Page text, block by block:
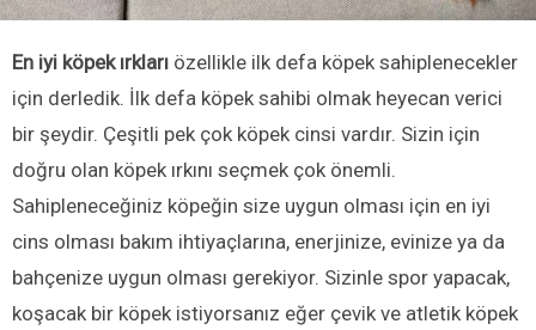
En iyi köpek ırkları özellikle ilk defa köpek sahiplenecekler
için derledik. İlk defa köpek sahibi olmak heyecan verici
bir şeydir. Çeşitli pek çok köpek cinsi vardır. Sizin için
doğru olan köpek ırkını seçmek çok önemli.
Sahipleneceğiniz köpeğin size uygun olması için en iyi
cins olması bakım ihtiyaçlarına, enerjinize, evinize ya da
bahçenize uygun olması gerekiyor. Sizinle spor yapacak,
koşacak bir köpek istiyorsanız eğer çevik ve atletik köpek